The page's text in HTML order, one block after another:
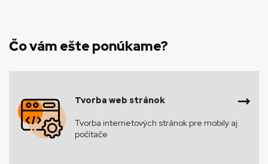
Čo vám ešte ponúkame?
Tvorba web stránok
Tvorba internetových stránok pre mobily aj
počítače